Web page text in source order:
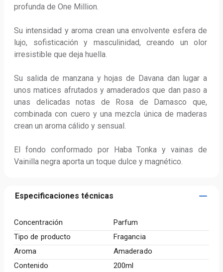
profunda de One Million.
Su intensidad y aroma crean una envolvente esfera de
lujo, sofisticación y masculinidad, creando un olor
irresistible que deja huella.
Su salida de manzana y hojas de Davana dan lugar a
unos matices afrutados y amaderados que dan paso a
unas delicadas notas de Rosa de Damasco que,
combinada con cuero y una mezcla única de maderas
crean un aroma cálido y sensual.
El fondo conformado por Haba Tonka y vainas de
Vainilla negra aporta un toque dulce y magnético.
Especificaciones técnicas
Concentración
Parfum
Tipo de producto
Fragancia
Aroma
Amaderado
Contenido
200ml